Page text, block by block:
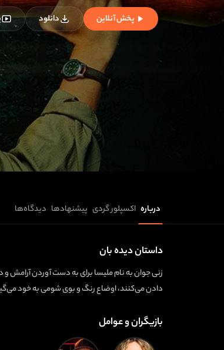
پخش آنلاین دانلود
درباره اکسپلور گردی پیشنهادها دیدگاه‌ها
داستان دیده بان
زنی جوان به نام ملیسا برای به دست آوردن آرامش
دادن می‌کنند، اوضاع رنگ و بوی شومی به خود
بازیگران و عوامل